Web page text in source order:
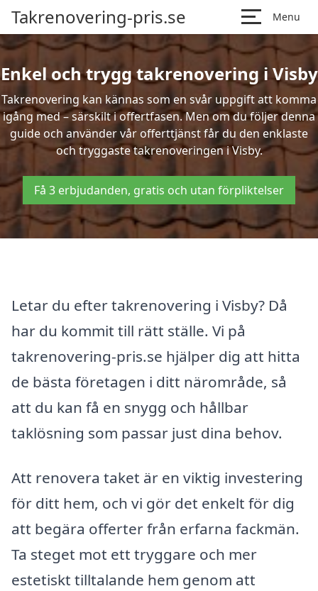
Takrenovering-pris.se Menu
Enkel och trygg takrenovering i Visby
Takrenovering kan kännas som en svår uppgift att komma
igång med – särskilt i offertfasen. Men om du följer denna
guide och använder vår offerttjänst får du den enklaste
och tryggaste takrenoveringen i Visby.
Få 3 erbjudanden, gratis och utan förpliktelser
Letar du efter takrenovering i Visby? Då
har du kommit till rätt ställe. Vi på
takrenovering-pris.se hjälper dig att hitta
de bästa företagen i ditt närområde, så
att du kan få en snygg och hållbar
taklösning som passar just dina behov.
Att renovera taket är en viktig investering
för ditt hem, och vi gör det enkelt för dig
att begära offerter från erfarna fackmän.
Ta steget mot ett tryggare och mer
estetiskt tilltalande hem genom att